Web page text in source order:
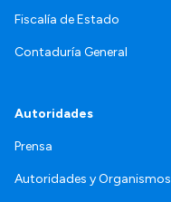
Fiscalía de Estado
Contaduría General
Autoridades
Prensa
Autoridades y Organismos